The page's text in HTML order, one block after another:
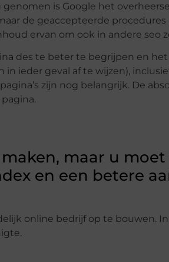
is Google het
de geaccepteerde
ervan om ook in andere seo
des te beter te begrijpen en
ieder geval af te wijzen),
zijn nog belangrijk. De
maar u
en een betere
online bedrijf op te bouwen.